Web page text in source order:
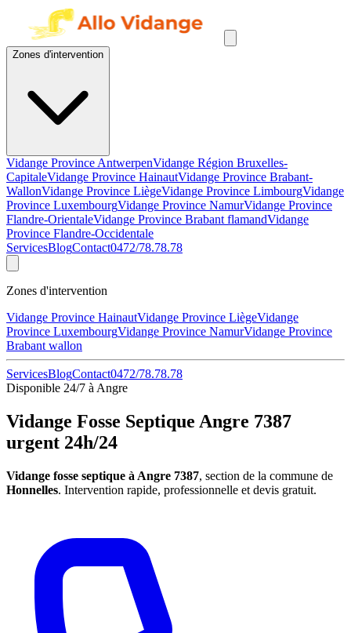
Zones d'intervention
Vidange Province AntwerpenVidange Région Bruxelles-
CapitaleVidange Province HainautVidange Province Brabant-
WallonVidange Province LiègeVidange Province LimbourgVidange
Province LuxembourgVidange Province NamurVidange Province
Flandre-OrientaleVidange Province Brabant flamandVidange
Province Flandre-Occidentale
ServicesBlogContact0472/78.78.78
Zones d'intervention
Vidange Province HainautVidange Province LiègeVidange
Province LuxembourgVidange Province NamurVidange Province
Brabant wallon
ServicesBlogContact0472/78.78.78
Disponible 24/7 à Angre
Vidange Fosse Septique Angre 7387
urgent 24h/24
Vidange fosse septique à Angre 7387, section de la commune de
Honnelles. Intervention rapide, professionnelle et devis gratuit.